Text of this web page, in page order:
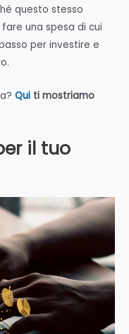
questo stesso
una spesa di cui
per investire e
Qui ti mostriamo
il tuo